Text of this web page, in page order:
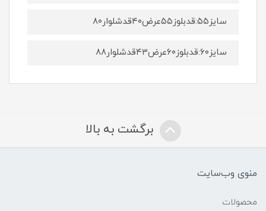
سایز۵۵:قدبلوز۵۵عرض۴۰قدشلوار۸۰
سایز۶۰:قدبلوز۶۰عرض۴۳قدشلوار۸۸
برگشت به بالا
منوی وب‌سایت
محصولات